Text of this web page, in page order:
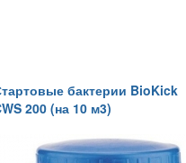
бактерии BioKick
200 (на 10 м3)